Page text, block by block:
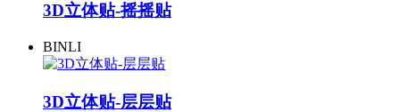
3D立体贴-摇摇贴
BINLI
3D立体贴-层层贴